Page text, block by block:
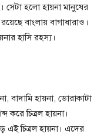
সেটা হলো হায়না মানুষের
বাংলায় বাগাধারাও।
হাসি রহস্য।
বাদামি হায়না, ডোরাকাটা
করে চিত্রল হায়না।
এই চিত্রল হায়না। এদের